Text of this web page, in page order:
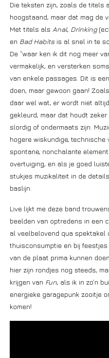
Die teksten zijn, zoals de titels
hoogstaand, maar dat mag de
Met titels als Anal, Drinking
en Bad Habits is al snel in te
De “waar ken ik dit nog meer
vermakelijk, en versterken
van enkele passages. Dit is
doen, maar gewoon gaan!
daar wel wat, er wordt niet
gekleurd, maar dat houdt
slordig of ondermaats zijn.
hogere wiskundige, technische
spontane, nonchalante
overtuiging, en als je goed
stukjes muzikaliteit in de
baslijn.
Live lijkt me deze band
beelden van optredens in een
al veelbelovend qua spektakel
thuisconsumptie en bij
van de plaat prima kunnen
hier zijn rondjes nog steeds,
krijgen van Fun, als ik in zo’n
energieke garagepunk zooitje
komen!